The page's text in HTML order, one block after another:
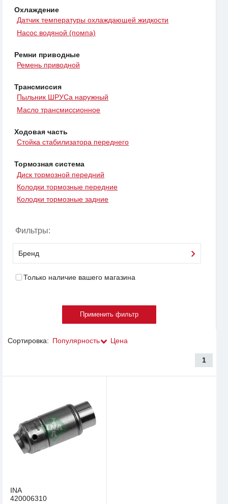
Охлаждение
Датчик температуры охлаждающей жидкости
Насос водяной (помпа)
Ремни приводные
Ремень приводной
Трансмиссия
Пыльник ШРУСа наружный
Масло трансмиссионное
Ходовая часть
Стойка стабилизатора переднего
Тормозная система
Диск тормозной передний
Колодки тормозные передние
Колодки тормозные задние
Фильтры:
Бренд
Только наличие вашего магазина
Сортировка: Популярность Цена
1
INA
420006310